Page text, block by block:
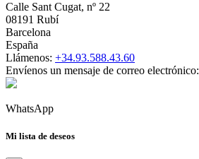
Calle Sant Cugat, nº 22
08191 Rubí
Barcelona
España
Llámenos: +34.93.588.43.60
Envíenos un mensaje de correo electrónico:
WhatsApp
Mi lista de deseos